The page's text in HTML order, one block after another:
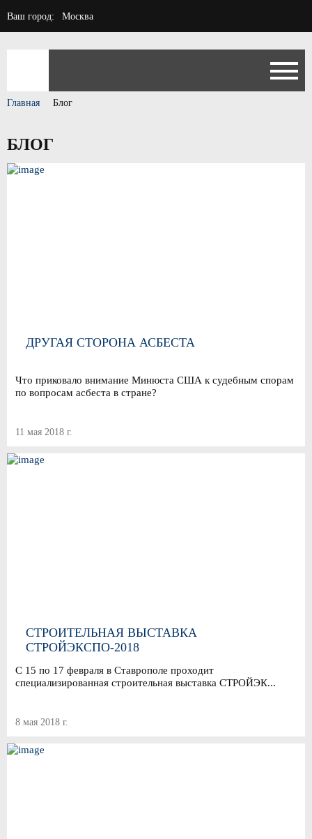
Ваш город: Москва
Главная Блог
БЛОГ
ДРУГАЯ СТОРОНА АСБЕСТА
Что приковало внимание Минюста США к судебным спорам
по вопросам асбеста в стране?
11 мая 2018 г.
СТРОИТЕЛЬНАЯ ВЫСТАВКА
СТРОЙЭКСПО-2018
С 15 по 17 февраля в Ставрополе проходит
специализированная строительная выставка СТРОЙЭК...
8 мая 2018 г.